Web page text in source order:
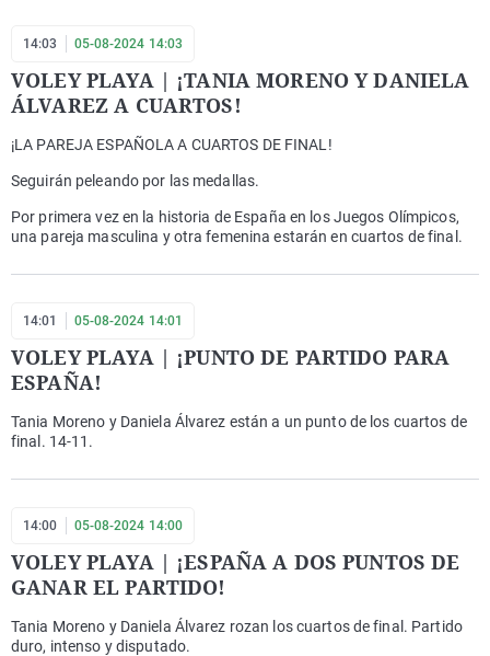
14:03 05-08-2024 14:03
VOLEY PLAYA | ¡TANIA MORENO Y DANIELA
ÁLVAREZ A CUARTOS!
¡LA PAREJA ESPAÑOLA A CUARTOS DE FINAL!
Seguirán peleando por las medallas.
Por primera vez en la historia de España en los Juegos Olímpicos,
una pareja masculina y otra femenina estarán en cuartos de final.
14:01 05-08-2024 14:01
VOLEY PLAYA | ¡PUNTO DE PARTIDO PARA
ESPAÑA!
Tania Moreno y Daniela Álvarez están a un punto de los cuartos de
final. 14-11.
14:00 05-08-2024 14:00
VOLEY PLAYA | ¡ESPAÑA A DOS PUNTOS DE
GANAR EL PARTIDO!
Tania Moreno y Daniela Álvarez rozan los cuartos de final. Partido
duro, intenso y disputado.